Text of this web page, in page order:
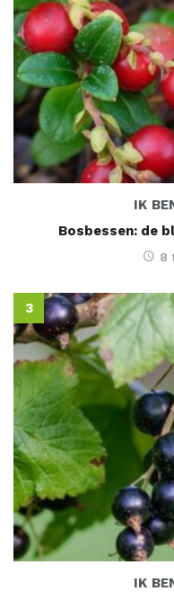
IK
Bosbessen: de
8
IK